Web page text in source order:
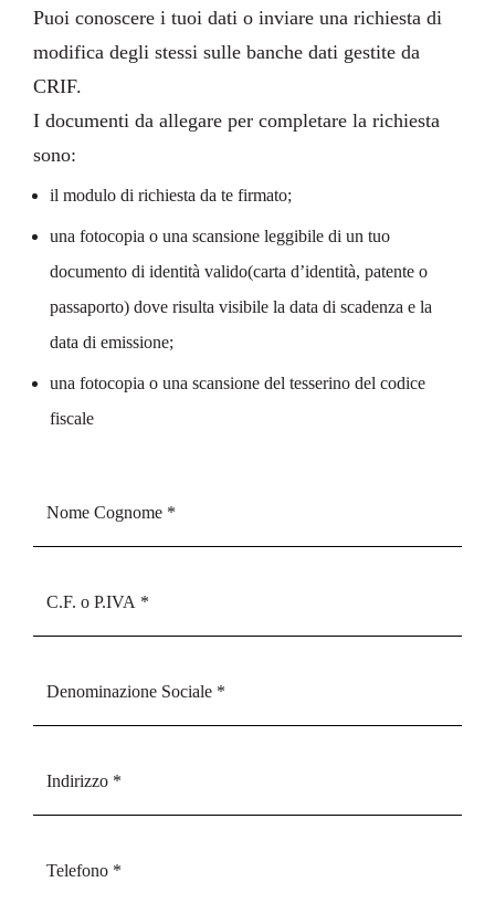
Puoi conoscere i tuoi dati o inviare una richiesta di
modifica degli stessi sulle banche dati gestite da
CRIF.
I documenti da allegare per completare la richiesta
sono:
il modulo di richiesta da te firmato;
una fotocopia o una scansione leggibile di un tuo
documento di identità valido(carta d’identità, patente o
passaporto) dove risulta visibile la data di scadenza e la
data di emissione;
una fotocopia o una scansione del tesserino del codice
fiscale